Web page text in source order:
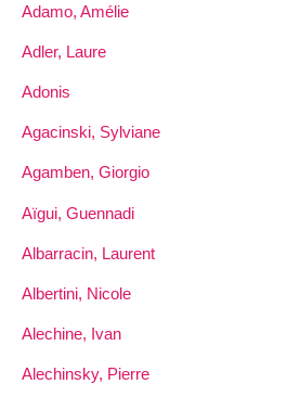
Adamo, Amélie
Adler, Laure
Adonis
Agacinski, Sylviane
Agamben, Giorgio
Aïgui, Guennadi
Albarracin, Laurent
Albertini, Nicole
Alechine, Ivan
Alechinsky, Pierre